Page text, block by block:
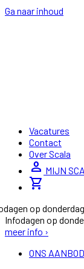
Ga naar inhoud
Vacatures
Contact
Over Scala
person MIJN
shopping_cart
op
Infodagen op
meer info ›
ONS AANBOD